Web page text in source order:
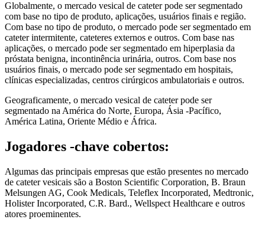
Globalmente, o mercado vesical de cateter pode ser segmentado
com base no tipo de produto, aplicações, usuários finais e região.
Com base no tipo de produto, o mercado pode ser segmentado em
cateter intermitente, cateteres externos e outros. Com base nas
aplicações, o mercado pode ser segmentado em hiperplasia da
próstata benigna, incontinência urinária, outros. Com base nos
usuários finais, o mercado pode ser segmentado em hospitais,
clínicas especializadas, centros cirúrgicos ambulatoriais e outros.
Geograficamente, o mercado vesical de cateter pode ser
segmentado na América do Norte, Europa, Ásia -Pacífico,
América Latina, Oriente Médio e África.
Jogadores -chave cobertos:
Algumas das principais empresas que estão presentes no mercado
de cateter vesicais são a Boston Scientific Corporation, B. Braun
Melsungen AG, Cook Medicals, Teleflex Incorporated, Medtronic,
Holister Incorporated, C.R. Bard., Wellspect Healthcare e outros
atores proeminentes.